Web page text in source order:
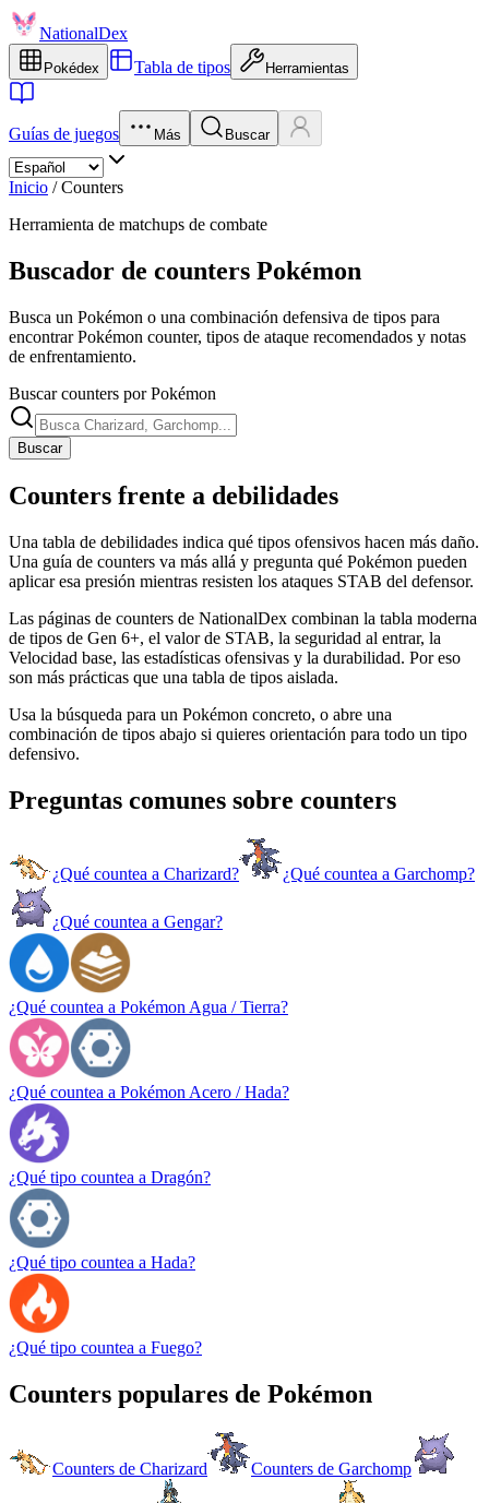
NationalDex
Pokédex Tabla de tipos Herramientas
Guías de juegos Más Buscar
Inicio / Counters
Herramienta de matchups de combate
Buscador de counters Pokémon
Busca un Pokémon o una combinación defensiva de tipos para
encontrar Pokémon counter, tipos de ataque recomendados y notas
de enfrentamiento.
Buscar counters por Pokémon
Buscar
Counters frente a debilidades
Una tabla de debilidades indica qué tipos ofensivos hacen más daño.
Una guía de counters va más allá y pregunta qué Pokémon pueden
aplicar esa presión mientras resisten los ataques STAB del defensor.
Las páginas de counters de NationalDex combinan la tabla moderna
de tipos de Gen 6+, el valor de STAB, la seguridad al entrar, la
Velocidad base, las estadísticas ofensivas y la durabilidad. Por eso
son más prácticas que una tabla de tipos aislada.
Usa la búsqueda para un Pokémon concreto, o abre una
combinación de tipos abajo si quieres orientación para todo un tipo
defensivo.
Preguntas comunes sobre counters
¿Qué countea a Charizard? ¿Qué countea a Garchomp?
¿Qué countea a Gengar?
¿Qué countea a Pokémon Agua / Tierra?
¿Qué countea a Pokémon Acero / Hada?
¿Qué tipo countea a Dragón?
¿Qué tipo countea a Hada?
¿Qué tipo countea a Fuego?
Counters populares de Pokémon
Counters de Charizard Counters de Garchomp